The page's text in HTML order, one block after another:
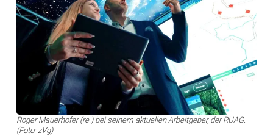
Roger Mauerhofer (re.) bei seinem aktuellen Arbeitgeber, der RUAG.
(Foto: zVg)